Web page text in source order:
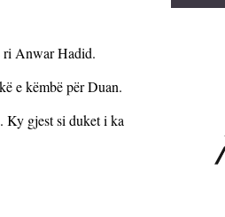
ri Anwar Hadid.
e këmbë për Duan.
Ky gjest si duket i ka